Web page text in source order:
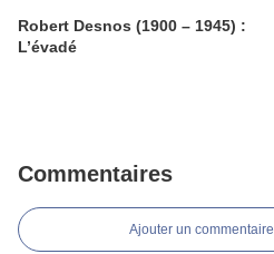
Robert Desnos (1900 – 1945) :
L’évadé
Commentaires
Ajouter un commentaire